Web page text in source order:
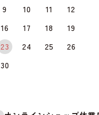
9 10 11
12
16 17 18
19
23 24 25
26
30